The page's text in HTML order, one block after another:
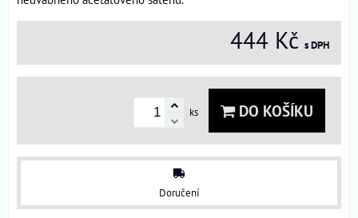
444 Kč s DPH
ks DO KOŠÍKU
Doručení